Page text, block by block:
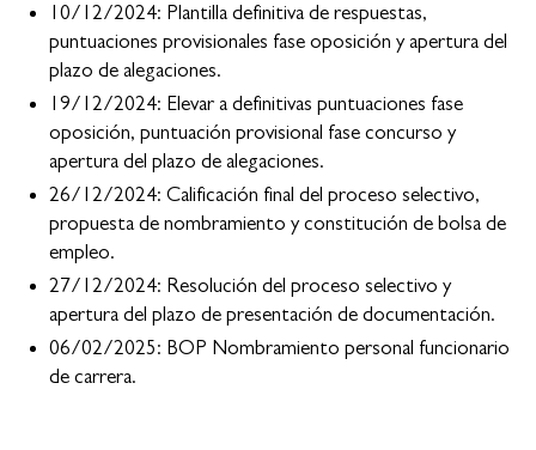
10/12/2024: Plantilla definitiva de respuestas,
puntuaciones provisionales fase oposición y apertura del
plazo de alegaciones.
19/12/2024: Elevar a definitivas puntuaciones fase
oposición, puntuación provisional fase concurso y
apertura del plazo de alegaciones.
26/12/2024: Calificación final del proceso selectivo,
propuesta de nombramiento y constitución de bolsa de
empleo.
27/12/2024: Resolución del proceso selectivo y
apertura del plazo de presentación de documentación.
06/02/2025: BOP Nombramiento personal funcionario
de carrera.